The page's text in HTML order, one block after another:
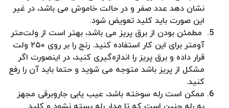
نشان دهد عدد صفر و در حالت خاموش می باشد، در غیر
این صورت باید کلید تعویض شود.
مطمئن بودن از برق پریز می باشد، بهتر است از ولت‌متر
آومتر برای این کار استفاده کنید. رنج را بر روی ۲۵۰ ولت
قرار داده و برق پریز را اندازه‌گیری کنید، در اینصورت اگر
مشکل از پریز باشد متوجه می شوید و حتما باید آن را رفع
کنید.
ممکن است رله سوخته باشد، عیب یابی جاروبرقی‌ مجهز